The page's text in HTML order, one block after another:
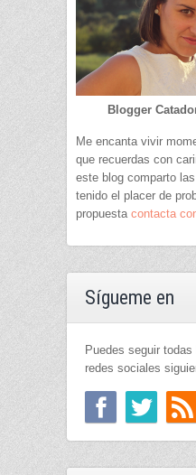
Blogger
Me encanta vivir
que recuerdas con
este blog comparto
tenido el placer de
propuesta contacta
Sígueme en
Puedes seguir
redes sociales